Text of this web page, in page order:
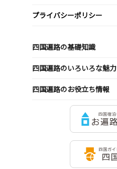
プライバシーポリシー
四国遍路の基礎知識
四国遍路のいろいろな魅力
四国遍路のお役立ち情報